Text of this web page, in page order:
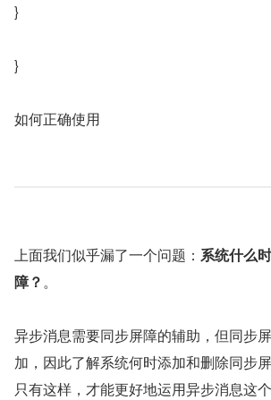
}
}
如何正确使用
上面我们似乎漏了一个问题： 系统什么
障？。
异步消息需要同步屏障的辅助，但同步
加，因此了解系统何时添加和删除同步
只有这样，才能更好地运用异步消息这